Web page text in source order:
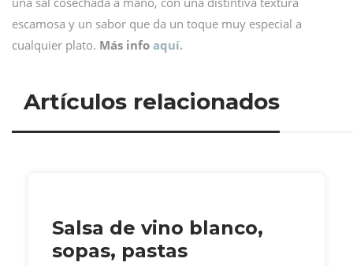
escamosa y un sabor que da un toque muy especial a
cualquier plato. Más info aquí.
Artículos relacionados
Salsa de vino blanco,
sopas, pastas